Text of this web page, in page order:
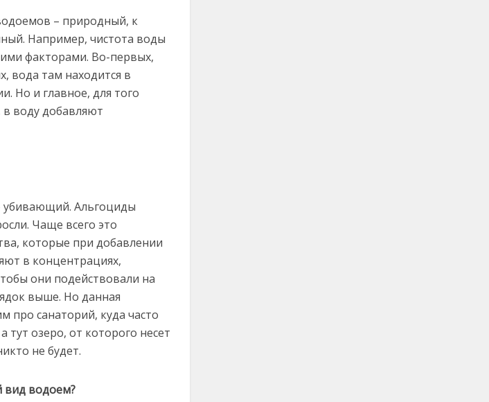
– природный, к
Например, чистота воды
факторами. Во-первых,
вода там находится в
Но и главное, для того
в воду добавляют
убивающий. Альгоциды
Чаще всего это
которые при добавлении
в концентрациях,
они подействовали на
выше. Но данная
про санаторий, куда часто
тут озеро, от которого несет
не будет.
вид водоем?